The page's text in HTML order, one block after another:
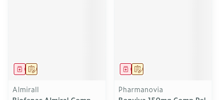
Op voorschrift
Geneesmiddel
Almirall
Op voorschrift
Geneesmiddel
Pharmanovia